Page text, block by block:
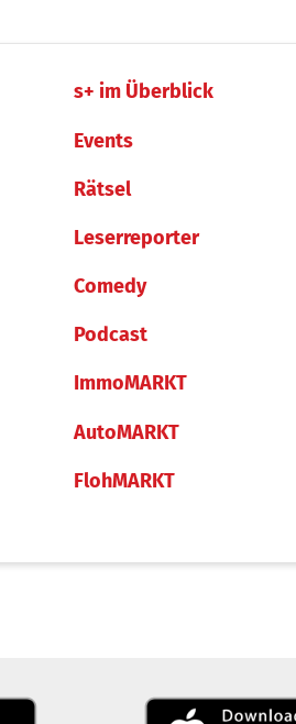
s+ im Überblick
Events
Rätsel
Leserreporter
Comedy
Podcast
ImmoMARKT
AutoMARKT
FlohMARKT